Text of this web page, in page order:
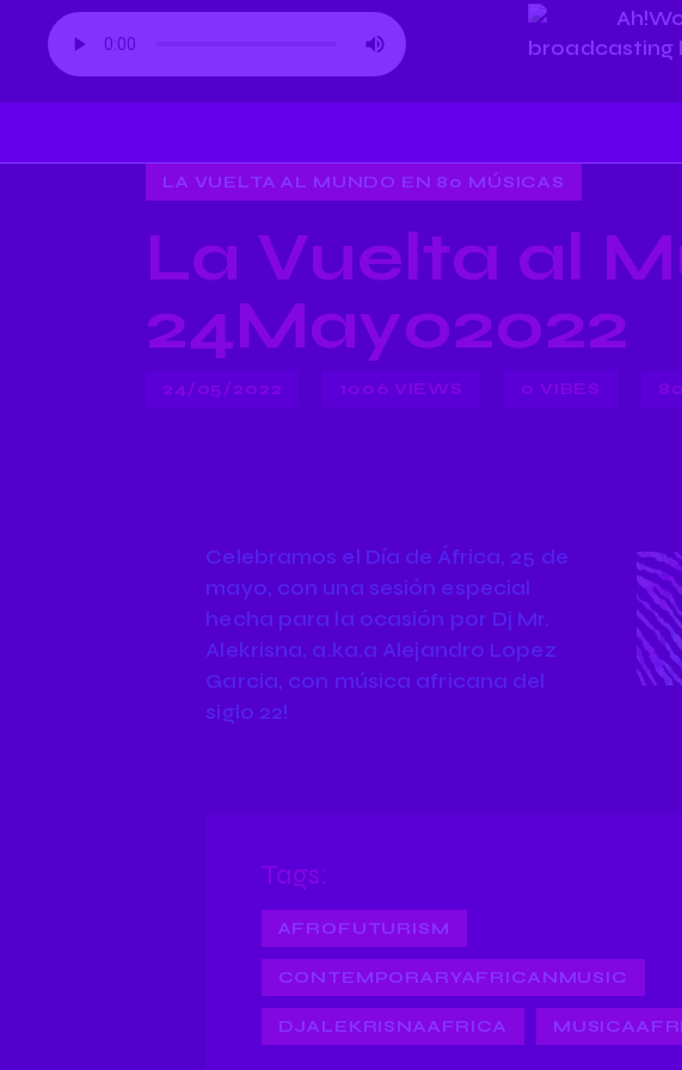
LA VUELTA AL MUNDO EN 80 MÚSICAS
La Vuelta al
24May02022
24/05/2022 1006 VIEWS 0 VIBES
Celebramos el Día de África, 25 de
mayo, con una sesión especial
hecha para la ocasión por Dj Mr.
Alekrisna, a.ka.a Alejandro Lopez
Garcia, con música africana del
siglo 22!
Tags:
AFROFUTURISM
CONTEMPORARYAFRICANMUSIC
DJALEKRISNAAFRICA